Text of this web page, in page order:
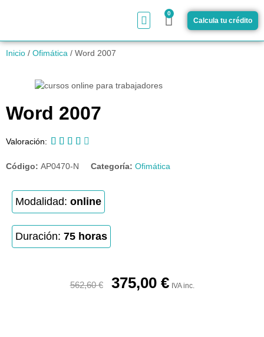
0
Calcula tu crédito
Inicio / Ofimática / Word 2007
Word 2007
Valoración:     
Código: AP0470-N Categoría: Ofimática
Modalidad: online
Duración: 75 horas
562,60€ 375,00 € IVA inc.